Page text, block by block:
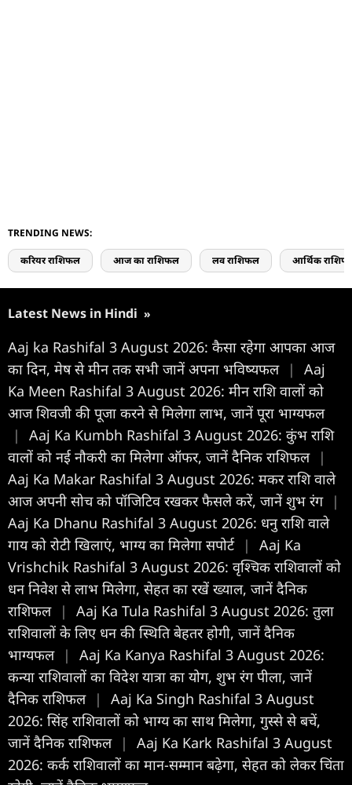
TRENDING NEWS:
करियर राशिफल आज का राशिफल लव राशिफल आर्थिक
Latest News in Hindi »
Aaj ka Rashifal 3 August 2026: कैसा रहेगा आपका आज
का द‍िन, मेष से मीन तक सभी जानें अपना भविष्यफल |
Aaj
Ka Meen Rashifal 3 August 2026: मीन राशि वालों को
आज शिवजी की पूजा करने से मिलेगा लाभ, जानें पूरा भाग्यफल
|
Aaj Ka Kumbh Rashifal 3 August 2026: कुंभ राशि
वालों को नई नौकरी का मिलेगा ऑफर, जानें दैनिक राशिफल |
Aaj Ka Makar Rashifal 3 August 2026: मकर राशि वाले
आज अपनी सोच को पॉजिटिव रखकर फैसले करें, जानें शुभ रंग |
Aaj Ka Dhanu Rashifal 3 August 2026: धनु राशि वाले
गाय को रोटी खिलाएं, भाग्य का मिलेगा सपोर्ट |
Aaj Ka
Vrishchik Rashifal 3 August 2026: वृश्चिक राशिवालों को
धन निवेश से लाभ मिलेगा, सेहत का रखें ख्याल, जानें दैनिक
राशिफल |
Aaj Ka Tula Rashifal 3 August 2026: तुला
राशिवालों के लिए धन की स्थिति बेहतर होगी, जानें दैनिक
भाग्यफल |
Aaj Ka Kanya Rashifal 3 August 2026:
कन्या राशिवालों का विदेश यात्रा का योग, शुभ रंग पीला, जानें
दैनिक राशिफल |
Aaj Ka Singh Rashifal 3 August
2026: सिंह राशिवालों को भाग्य का साथ मिलेगा, गुस्से से बचें,
जानें दैनिक राशिफल |
Aaj Ka Kark Rashifal 3 August
2026: कर्क राशिवालों का मान-सम्मान बढ़ेगा, सेहत को लेकर चिंता